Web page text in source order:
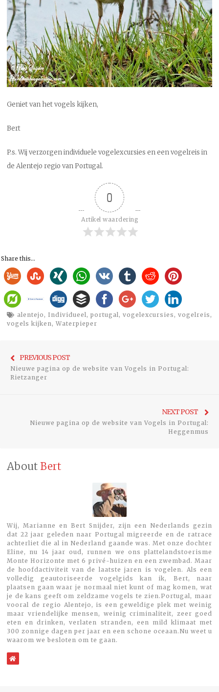
Geniet van het vogels kijken,
Bert
P.s. Wij verzorgen individuele vogelexcursies en een vogelreis in
de Alentejo regio van Portugal.
0
Artikel waardering
Share this...
alentejo , Individueel, portugal, vogelexcursies , vogelreis ,
vogels kijken, Waterpieper
navigatie
PREVIOUS POST
Nieuwe pagina op de website van Vogels in Portugal:
Rietzanger
NEXT POST
Nieuwe pagina op de website van Vogels in Portugal:
Heggenmus
About Bert
Wij, Marianne en Bert Snijder, zijn een Nederlands gezin
dat 22 jaar geleden naar Portugal migreerde en de ratrace
achterliet die al in Nederland gaande was. Met onze dochter
Eline, nu 14 jaar oud, runnen we ons plattelandstoerisme
Monte Horizonte met 6 privé-huizen en een zwembad. Maar
de hoofdactiviteit van de laatste jaren is vogelen. Als een
volledig geautoriseerde vogelgids kan ik, Bert, naar
plaatsen gaan waar je normaal niet kunt of mag komen, wat
je de kans geeft om zeldzame vogels te zien.Portugal, maar
vooral de regio Alentejo, is een geweldige plek met weinig
maar vriendelijke mensen, weinig criminaliteit, zeer goed
eten en drinken, verlaten stranden, een mild klimaat met
300 zonnige dagen per jaar en een schone oceaan.Nu weet u
waarom we besloten om te gaan.